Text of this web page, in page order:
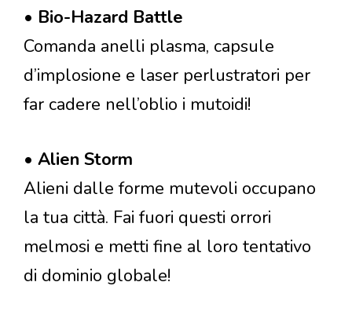
• Bio-Hazard Battle
Comanda anelli plasma, capsule
d’implosione e laser perlustratori per
far cadere nell’oblio i mutoidi!
• Alien Storm
Alieni dalle forme mutevoli occupano
la tua città. Fai fuori questi orrori
melmosi e metti fine al loro tentativo
di dominio globale!